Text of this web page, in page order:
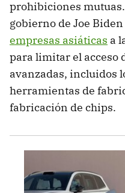
prohibiciones
gobierno de Joe Biden
empresas asiáticas a
para limitar el acceso
avanzadas, incluidos
herramientas de
fabricación de chips.